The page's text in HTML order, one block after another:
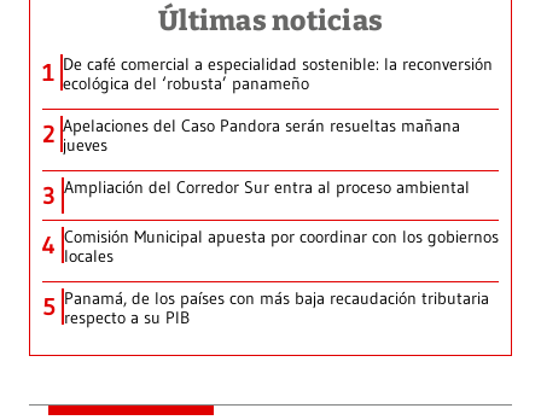
Últimas noticias
1 De café comercial a especialidad sostenible: la reconversión
ecológica del ‘robusta’ panameño
2 Apelaciones del Caso Pandora serán resueltas mañana
jueves
3 Ampliación del Corredor Sur entra al proceso ambiental
4 Comisión Municipal apuesta por coordinar con los gobiernos
locales
5 Panamá, de los países con más baja recaudación tributaria
respecto a su PIB